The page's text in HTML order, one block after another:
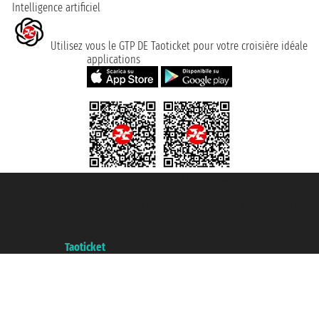
Intelligence artificiel
Utilisez vous le GTP DE Taoticket pour votre croisière idéale
applications
Taoticket